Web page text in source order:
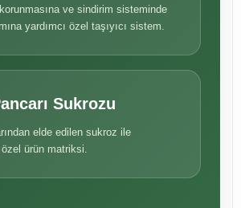
ve sindirim sisteminde
yardımcı özel taşıyıcı sistem.
Sukrozu
elde edilen sukroz ile
ürün matriksi.